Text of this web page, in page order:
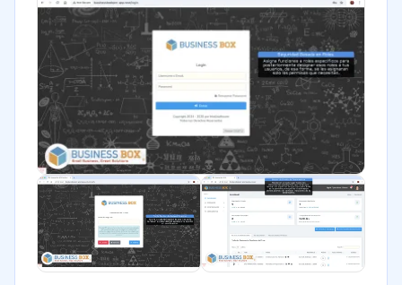
Financiera
Alimentaria
Salud
Manufactura
ONG
Gobierno
Transporte y logística
Marketing y Comunicación
Automotriz
Comercio Electrónico